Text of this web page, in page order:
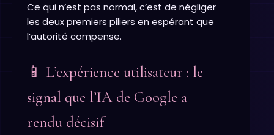
Ce qui n’est pas normal, c’est de négliger
les deux premiers piliers en espérant que
l’autorité compense.
📱 L’expérience utilisateur : le
signal que l’IA de Google a
rendu décisif